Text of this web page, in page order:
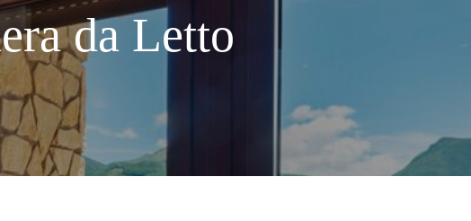
da Letto